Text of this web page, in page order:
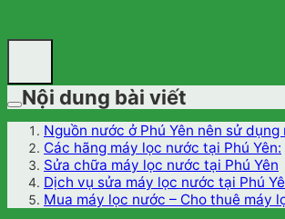
Nội dung bài viết
Nguồn nước ở Phú Yên nên sử
Các hãng máy lọc nước tại Phú Yên:
Sửa chữa máy lọc nước tại Phú Yên
Dịch vụ sửa máy lọc nước tại Phú
Mua máy lọc nước – Cho thuê máy